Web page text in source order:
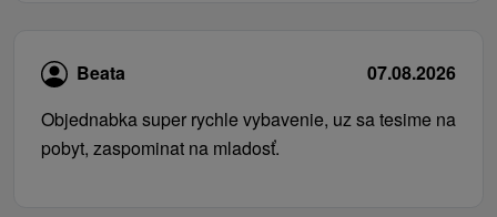
Beata
07.08.2026
Objednabka super rychle vybavenie, uz sa tesime na
pobyt, zaspominat na mladosť.